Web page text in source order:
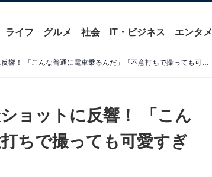
ライフ グルメ 社会 IT・ビジネス エンタメ
庄司智春、“隣のお姉さん”盗撮ショットに反響！ 「こんな普通に電車乗るんだ」「不意打ちで撮っても可愛すぎる」
ョットに反響！ 「こん
ちで撮っても可愛すぎ